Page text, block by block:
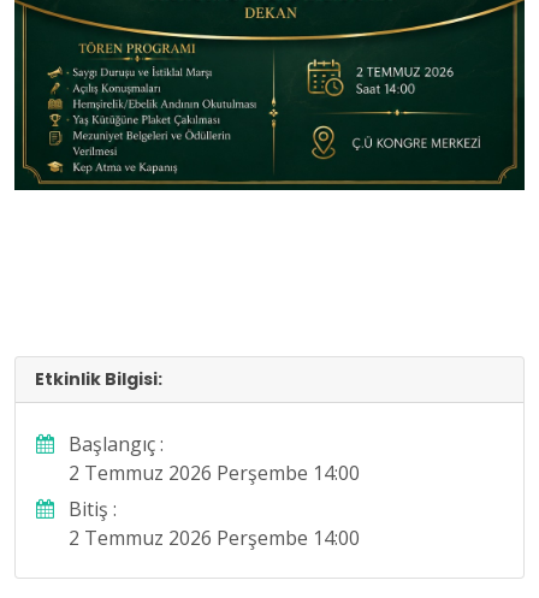
Etkinlik Bilgisi:
Başlangıç :
2 Temmuz 2026 Perşembe 14:00
Bitiş :
2 Temmuz 2026 Perşembe 14:00